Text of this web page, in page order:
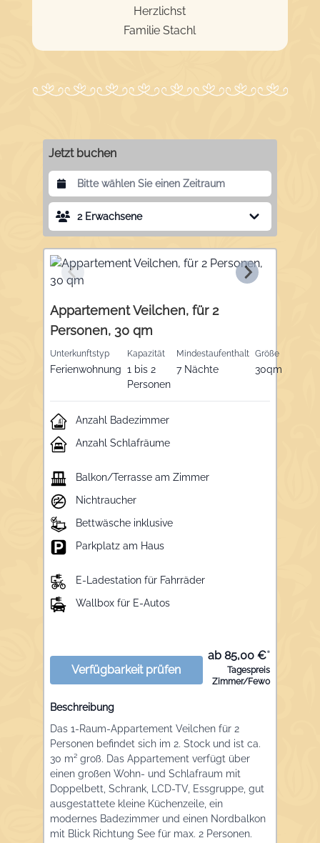
Herzlichst
Familie Stachl
Jetzt buchen
2Erwachsene
Appartement Veilchen, für 2
Personen, 30 qm
Unterkunftstyp
Ferienwohnung
Kapazität
1 bis 2
Personen
Mindestaufenthalt
7 Nächte
Größe
30qm
Anzahl Badezimmer
Anzahl Schlafräume
Balkon/Terrasse am Zimmer
Nichtraucher
Bettwäsche inklusive
Parkplatz am Haus
E-Ladestation für Fahrräder
Wallbox für E-Autos
Verfügbarkeit prüfen
ab 85,00 €*
Tagespreis
Zimmer/Fewo
Beschreibung
Das 1-Raum-Appartement Veilchen für 2
Personen befindet sich im 2. Stock und ist ca.
30 m² groß. Das Appartement verfügt über
einen großen Wohn- und Schlafraum mit
Doppelbett, Schrank, LCD-TV, Essgruppe, gut
ausgestattete kleine Küchenzeile, ein
modernes Badezimmer und einen Nordbalkon
mit Blick Richtung See für max. 2 Personen.